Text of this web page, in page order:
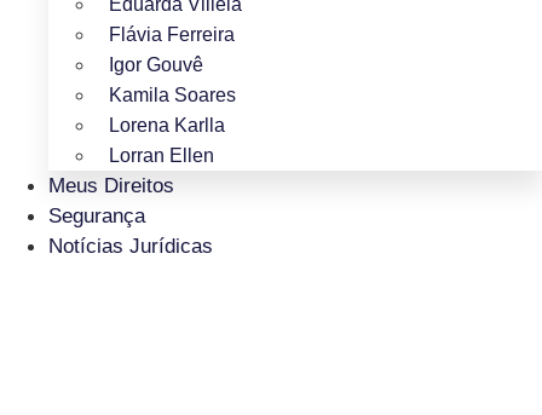
Eduarda Villela
Flávia Ferreira
Igor Gouvê
Kamila Soares
Lorena Karlla
Lorran Ellen
Meus Direitos
Segurança
Notícias Jurídicas